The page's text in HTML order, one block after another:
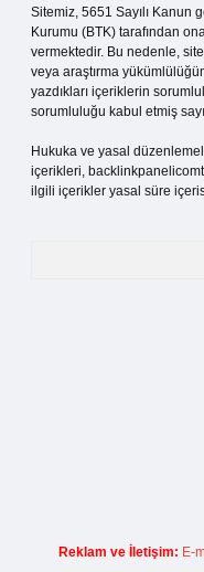
Sitemiz, 5651 Sayılı Kanun
Kurumu (BTK) tarafından
vermektedir. Bu nedenle,
veya araştırma
yazdıkları içeriklerin
sorumluluğu kabul etmiş
Hukuka ve yasal
içerikleri,
ilgili içerikler yasal süre
Reklam ve İletişim: E-